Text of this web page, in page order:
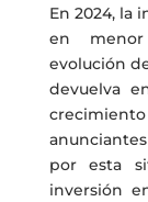
En 2024, la
en
evolución
devuelva
por esta
inversión